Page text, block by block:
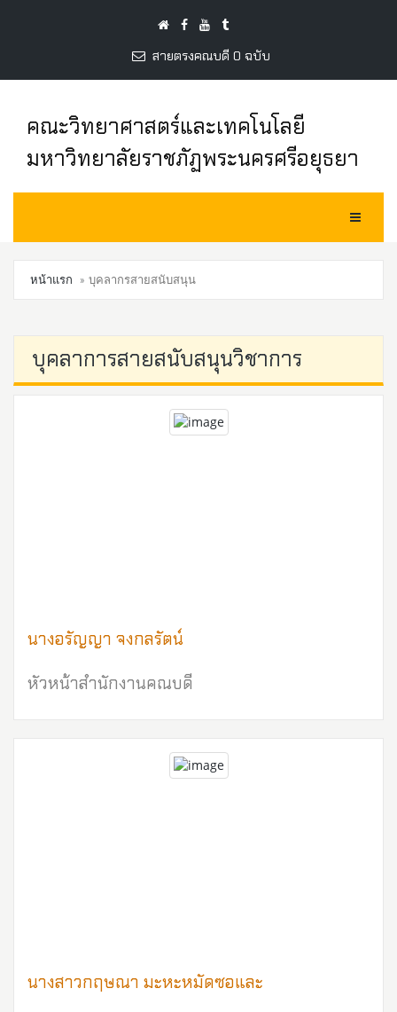
สายตรงคณบดี 0 ฉบับ
คณะวิทยาศาสตร์และเทคโนโลยี
มหาวิทยาลัยราชภัฏพระนครศรีอยุธยา
Toggle
หน้าแรก บุคลากรสายสนับสนุน
บุคลาการสายสนับสนุนวิชาการ
นางอรัญญา จงกลรัตน์
หัวหน้าสำนักงานคณบดี
นางสาวกฤษณา มะหะหมัดซอและ